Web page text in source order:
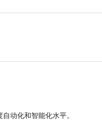
动化和智能化水平。